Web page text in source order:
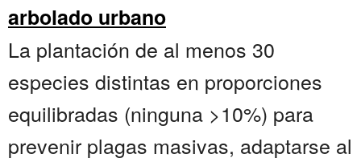
arbolado urbano
La plantación de al menos 30
especies distintas en proporciones
equilibradas (ninguna >10%) para
prevenir plagas masivas, adaptarse al